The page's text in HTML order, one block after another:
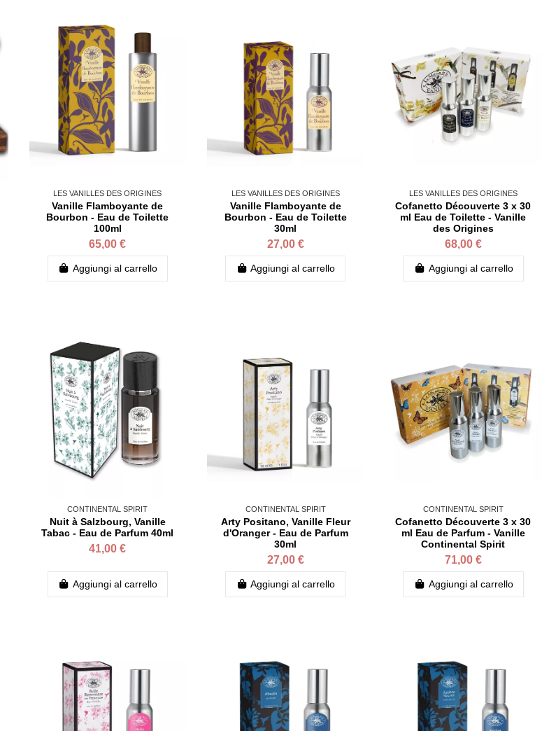
LES VANILLES DES ORIGINES
Vanille Flamboyante de
Bourbon - Eau de Toilette
100ml
65,00 €
Aggiungi al carrello
LES VANILLES DES ORIGINES
Vanille Flamboyante de
Bourbon - Eau de Toilette
30ml
27,00 €
Aggiungi al carrello
LES VANILLES DES ORIGINES
Cofanetto Découverte 3 x 30
ml Eau de Toilette - Vanille
des Origines
68,00 €
Aggiungi al carrello
CONTINENTAL SPIRIT
Nuit à Salzbourg, Vanille
Tabac - Eau de Parfum 40ml
41,00 €
Aggiungi al carrello
CONTINENTAL SPIRIT
Arty Positano, Vanille Fleur
d'Oranger - Eau de Parfum
30ml
27,00 €
Aggiungi al carrello
CONTINENTAL SPIRIT
Cofanetto Découverte 3 x 30
ml Eau de Parfum - Vanille
Continental Spirit
71,00 €
Aggiungi al carrello